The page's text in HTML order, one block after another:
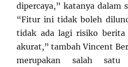
dipercaya,” katanya dalam
“Fitur ini tidak boleh
tidak ada lagi risiko
akurat,” tambah Vincent
merupakan salah satu